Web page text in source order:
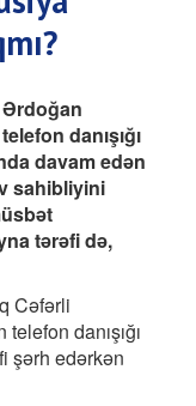
Ərdoğan
danışığı
davam edən
sahibliyini
tərəfi də,
Cəfərli
danışığı
şərh edərkən